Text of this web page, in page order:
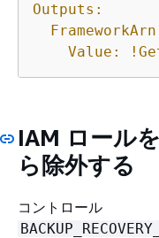
Outputs:
Value:
IAM ロール
ら除外する
コントロール